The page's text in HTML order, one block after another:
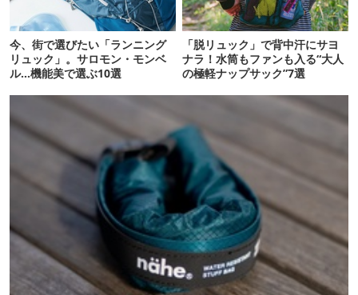
今、街で選びたい「ランニング
リュック」。サロモン・モンベ
ル…機能美で選ぶ10選
「脱リュック」で背中汗にサヨ
ナラ！水筒もファンも入る“大人
の極軽ナップサック”7選